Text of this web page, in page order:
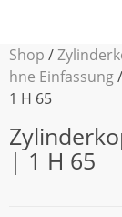
Shop /
hne Einfassung
1 H 65
| 1 H 65